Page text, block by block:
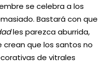
se celebra a los
Bastará con que
les parezca aburrida,
crean que los santos no
de vitrales